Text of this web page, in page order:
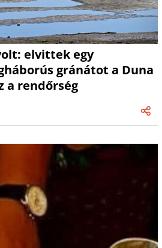
elvittek egy
gránátot a Duna
a rendőrség